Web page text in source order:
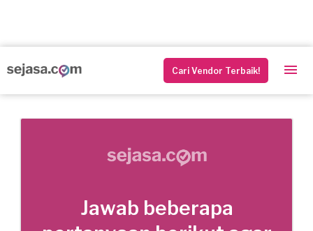
Cari Vendor Terbaik!
Jawab beberapa